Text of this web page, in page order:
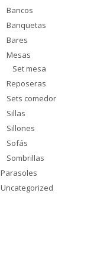
Bancos
Banquetas
Bares
Mesas
Set mesa
Reposeras
Sets comedor
Sillas
Sillones
Sofás
Sombrillas
Parasoles
Uncategorized